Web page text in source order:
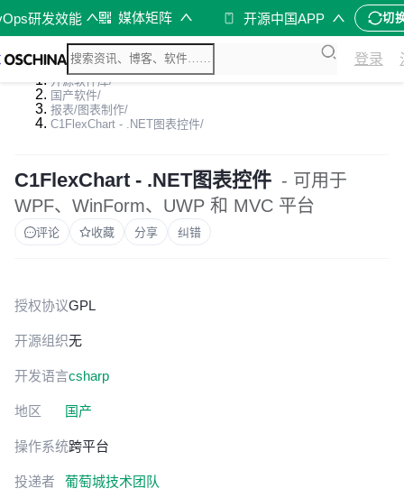
研发效能 媒体矩阵 开源中国APP 切
登录
开源软件库/
国产软件/
报表/图表制作/
C1FlexChart - .NET图表控件/
C1FlexChart - .NET图表控件 - 可用于
WPF、WinForm、UWP 和 MVC 平台
评论 收藏 分享 纠错
授权协议GPL
开源组织无
开发语言csharp
地区 国产
操作系统跨平台
投递者 葡萄城技术团队